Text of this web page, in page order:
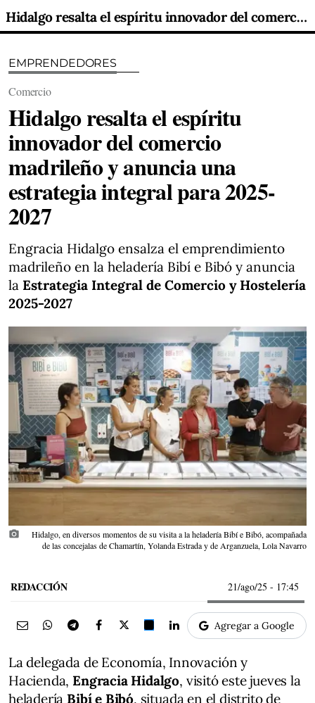
Hidalgo resalta el espíritu innovador del comercio madrileño y anuncia una estrategia integral para 2025-2027
EMPRENDEDORES
Comercio
Hidalgo resalta el espíritu
innovador del comercio
madrileño y anuncia una
estrategia integral para 2025-
2027
Engracia Hidalgo ensalza el emprendimiento
madrileño en la heladería Bibí e Bibó y anuncia
la Estrategia Integral de Comercio y Hostelería
2025-2027
photo_camera
Hidalgo, en diversos momentos de su visita a la heladería Bibí e Bibó, acompañada
de las concejalas de Chamartín, Yolanda Estrada y de Arganzuela, Lola Navarro
REDACCIÓN 21/ago/25 - 17:45
Agregar a Google
La delegada de Economía, Innovación y
Hacienda, Engracia Hidalgo, visitó este jueves la
heladería Bibí e Bibó, situada en el distrito de